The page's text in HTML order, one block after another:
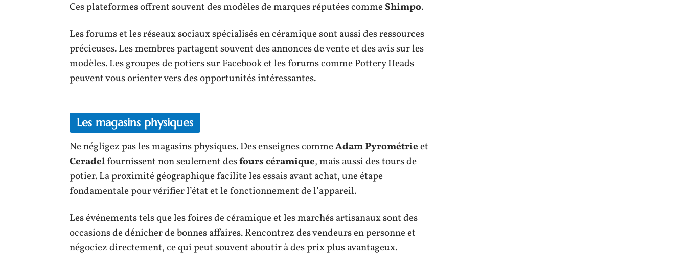
Ces plateformes offrent souvent des modèles de marques réputées commeShimpo.
Les forums et les réseaux sociaux spécialisés en céramique sont aussi des ressources
précieuses. Les membres partagent souvent des annonces de vente et des avis sur les
modèles. Les groupes de potiers sur Facebook et les forums comme Pottery Heads
peuvent vous orienter vers des opportunités intéressantes.
Les magasins physiques
Ne négligez pas les magasins physiques. Des enseignes commeAdam Pyrométrieet
Ceradelfournissent non seulement desfours céramique, mais aussi des tours de
potier. La proximité géographique facilite les essais avant achat, une étape
fondamentale pour vérifier l’état et le fonctionnement de l’appareil.
Les événements tels que les foires de céramique et les marchés artisanaux sont des
occasions de dénicher de bonnes affaires. Rencontrez des vendeurs en personne et
négociez directement, ce qui peut souvent aboutir à des prix plus avantageux.